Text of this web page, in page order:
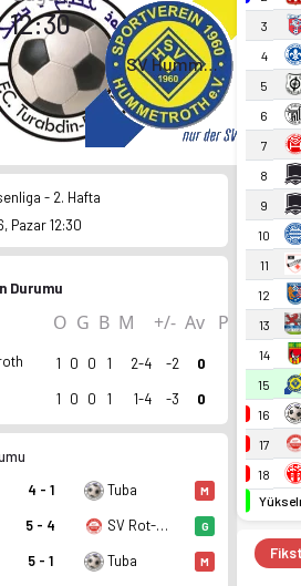
12:30
SV Hummetroth
- 2. Hafta
Pazar 12:30
Durumu
O G B M +/- Av P
1 0 0 1 2-4 -2
0
1 0 0 1 1-4 -3 0
4 - 1 Tuba M
5 - 4 SV Rot-Weiss Walldorf G
5 - 1 Tuba M
3
4
5
6
7
8
9
10
11
12
13
14
15
16
17
18